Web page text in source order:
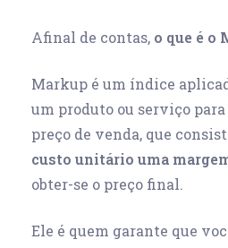
Afinal de contas, o que é o
Markup é um índice
um produto ou serviço
preço de venda, que
custo unitário uma
obter-se o preço final.
Ele é quem garante que